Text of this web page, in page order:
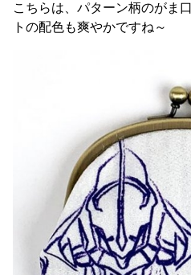
こちらは、パターン柄のがま
トの配色も爽やかですね～